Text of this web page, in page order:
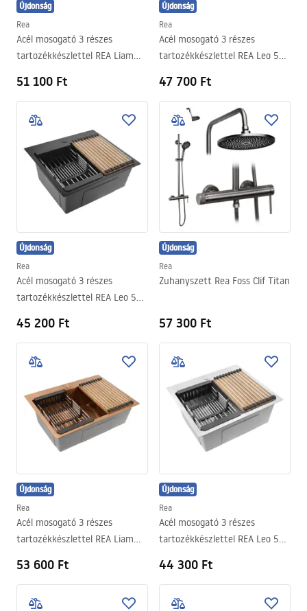
Újdonság
Rea
Acél mosogató 3 részes
tartozékkészlettel REA Liam
51 100 Ft
Újdonság
Rea
Acél mosogató 3 részes
tartozékkészlettel REA Leo 50
47 700 Ft
Újdonság
Rea
Acél mosogató 3 részes
tartozékkészlettel REA Leo 50
45 200 Ft
Újdonság
Rea
Zuhanyszett Rea Foss Clif Titan
57 300 Ft
Újdonság
Rea
Acél mosogató 3 részes
tartozékkészlettel REA Liam
53 600 Ft
Újdonság
Rea
Acél mosogató 3 részes
tartozékkészlettel REA Leo 50
44 300 Ft